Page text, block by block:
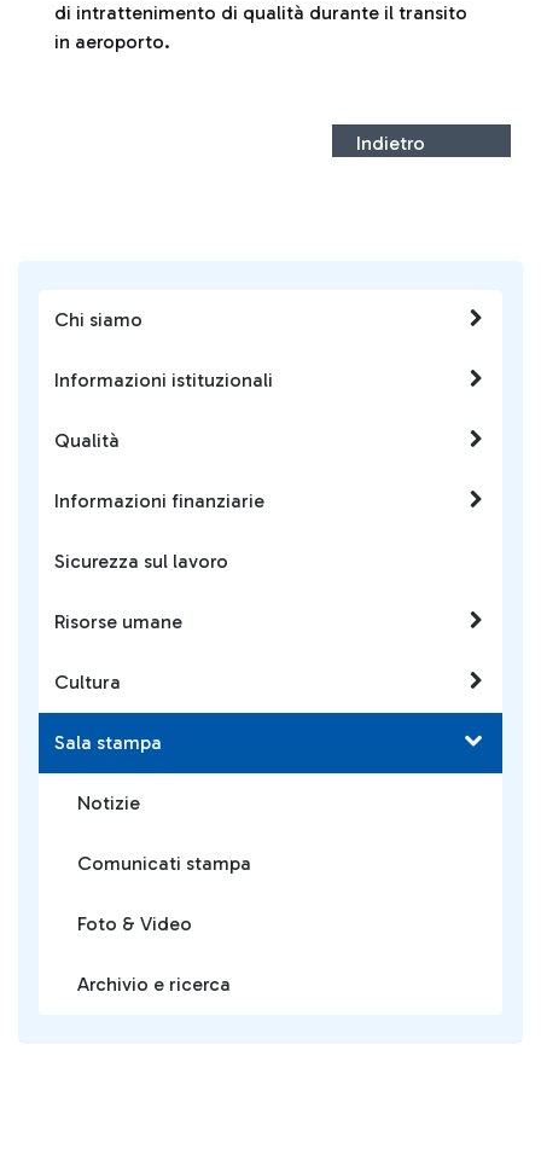
Chi siamo
Informazioni istituzionali
Qualità
Informazioni finanziarie
Sicurezza sul lavoro
Risorse umane
Cultura
Sala stampa
Notizie
Comunicati stampa
Foto & Video
Archivio e ricerca
di intrattenimento di qualità durante il transito
in aeroporto.
Indietro